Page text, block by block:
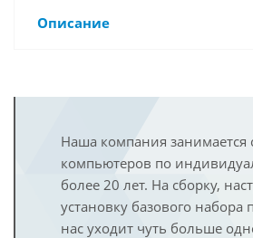
Описание
Наша компания занимается
компьютеров по
более 20 лет. На сборку,
установку базового набора
нас уходит чуть больше